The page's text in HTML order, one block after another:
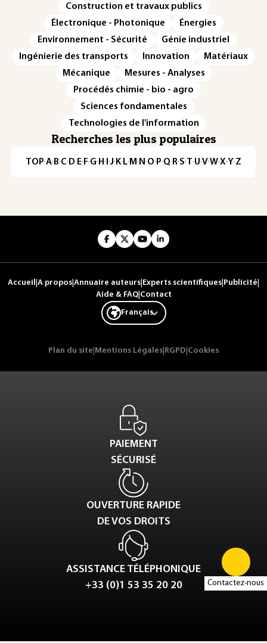
Contactez-nous
Construction et travaux publics
Électronique - Photonique
Énergies
Environnement - Sécurité
Génie industriel
Ingénierie des transports
Innovation
Matériaux
Mécanique
Mesures - Analyses
Procédés chimie - bio - agro
Sciences fondamentales
Technologies de l'information
Recherches les plus populaires
TOP·A·B·C· D· E· F·G· H · ·J· K· L· M · N ·O· P·Q· R·S·T·U·V·W·X·Y·Z
Accueil A propos Annuaire auteurs Experts scientifiques Publicité
Aide & FAQ| Contact
Français
Plan du site Mentions Légales RGPD Cookies
PAIEMENT
SÉCURISÉ
OUVERTURE RAPIDE
DE VOS DROITS
ASSISTANCE TÉLÉPHONIQUE
+33 (0)1 53 35 20 20